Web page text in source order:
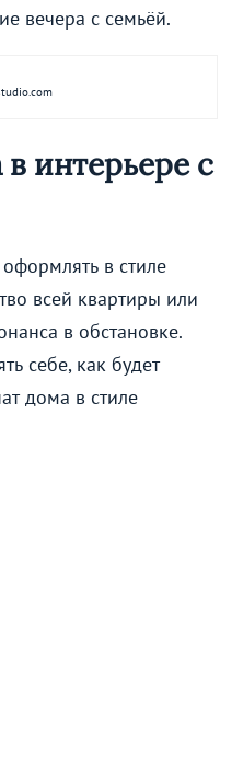
вечера с семьёй.
интерьере с
в стиле
всей квартиры или
в обстановке.
себе, как будет
дома в стиле